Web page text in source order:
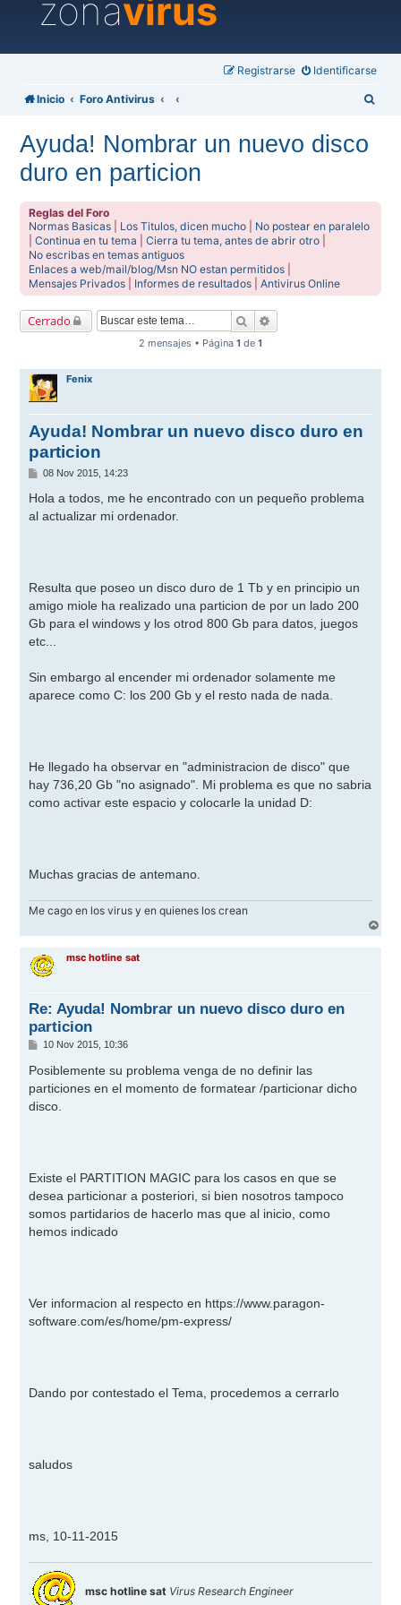
zonavirus
Identificarse
Registrarse
Inicio Foro Antivirus
Ayuda! Nombrar un nuevo disco
duro en particion
Reglas del Foro
Normas Basicas
Los Titulos, dicen mucho
No postear en paralelo
|Continua en tu tema |Cierra tu tema, antes de abrir otro
No escribas en temas antiguos
Enlaces a web/mail/blog/Msn NO estan permitidos
Mensajes Privados
Informes de resultados |Antivirus Online
Cerrado Buscar
2 mensajes • Página 1 de 1
Fenix
Ayuda! Nombrar un nuevo disco duro en
particion
M
n
a
08 Nov 2015, 14:23
Hola a todos, me he encontrado con un pequeño problema
al actualizar mi ordenador.
Resulta que poseo un disco duro de 1 Tb y en principio un
amigo miole ha realizado una particion de por un lado 200
Gb para el windows y los otrod 800 Gb para datos, juegos
etc...
Sin embargo al encender mi ordenador solamente me
aparece como C: los 200 Gb y el resto nada de nada.
He llegado ha observar en "administracion de disco" que
hay 736,20 Gb "no asignado". Mi problema es que no sabria
como activar este espacio y colocarle la unidad D:
Muchas gracias de antemano.
Me cago en los virus y en quienes los crean
r
msc hotline sat
Re: Ayuda! Nombrar un nuevo disco duro en
particion
M
n
a
j
e
10 Nov 2015, 10:36
Posiblemente su problema venga de no definir las
particiones en el momento de formatear /particionar dicho
disco.
Existe el PARTITION MAGIC para los casos en que se
desea particionar a posteriori, si bien nosotros tampoco
somos partidarios de hacerlo mas que al inicio, como
hemos indicado
Ver informacion al respecto en https://www.paragon-
software.com/es/home/pm-express/
Dando por contestado el Tema, procedemos a cerrarlo
saludos
ms, 10-11-2015
msc hotline sat Virus Research Engineer